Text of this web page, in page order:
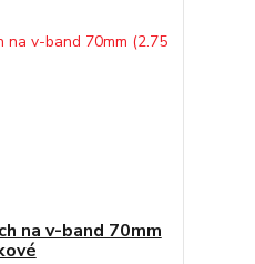
na v-band 70mm